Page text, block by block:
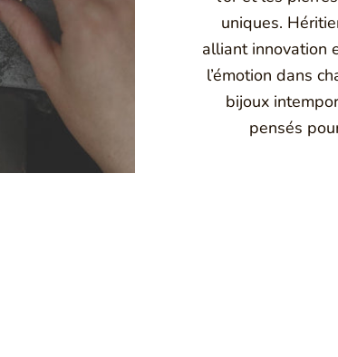
uniques.
alliant innovation
l’émotion dans
bijoux
pensés